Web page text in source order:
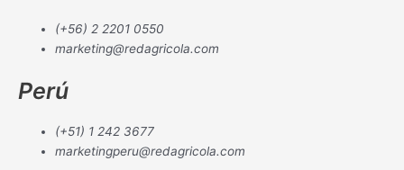
(+56) 2 2201 0550
marketing@redagricola.com
Perú
(+51) 1 242 3677
marketingperu@redagricola.com